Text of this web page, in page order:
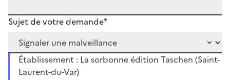
Sujet de votre demande*
Établissement : La sorbonne édition Taschen (Saint-
Laurent-du-Var)